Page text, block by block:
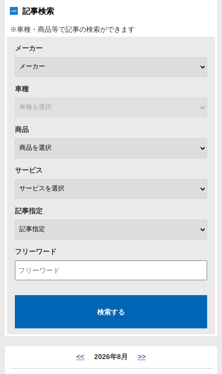
記事検索
※車種・商品等で記事の検索ができます
メーカー
車種
商品
サービス
記事指定
フリーワード
<< 2026年8月 >>